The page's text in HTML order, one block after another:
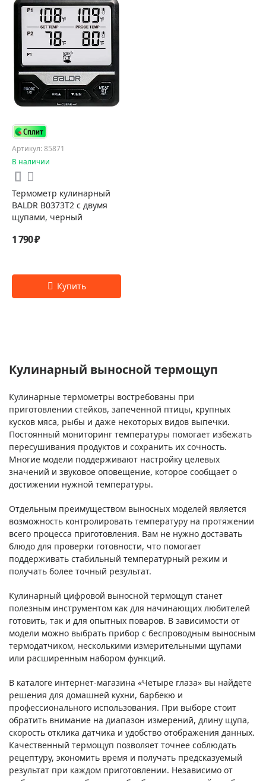
Артикул: 85871
В наличии
Термометр кулинарный
BALDR B0373T2 с двумя
щупами, черный
1 790 ₽
Кулинарный выносной термощуп
Кулинарные термометры востребованы при
приготовлении стейков, запеченной птицы, крупных
кусков мяса, рыбы и даже некоторых видов выпечки.
Постоянный мониторинг температуры помогает избежать
пересушивания продуктов и сохранить их сочность.
Многие модели поддерживают настройку целевых
значений и звуковое оповещение, которое сообщает о
достижении нужной температуры.
Отдельным преимуществом выносных моделей является
возможность контролировать температуру на протяжении
всего процесса приготовления. Вам не нужно доставать
блюдо для проверки готовности, что помогает
поддерживать стабильный температурный режим и
получать более точный результат.
Кулинарный цифровой выносной термощуп станет
полезным инструментом как для начинающих любителей
готовить, так и для опытных поваров. В зависимости от
модели можно выбрать прибор с беспроводным выносным
термодатчиком, несколькими измерительными щупами
или расширенным набором функций.
В каталоге интернет-магазина «Четыре глаза» вы найдете
решения для домашней кухни, барбекю и
профессионального использования. При выборе стоит
обратить внимание на диапазон измерений, длину щупа,
скорость отклика датчика и удобство отображения данных.
Качественный термощуп позволяет точнее соблюдать
рецептуру, экономить время и получать предсказуемый
результат при каждом приготовлении. Независимо от